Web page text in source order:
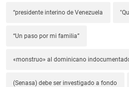
“presidente interino de Venezuela
“Un paso por mi familia”
«monstruo» al dominicano
(Senasa) debe ser investigado a fondo